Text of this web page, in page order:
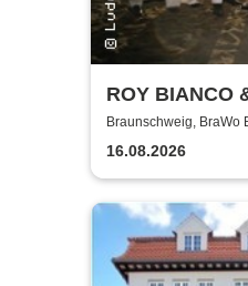
ROY BIANCO
ABBRUNZATI
2026
Braunschweig, BraWo
16.08.2026